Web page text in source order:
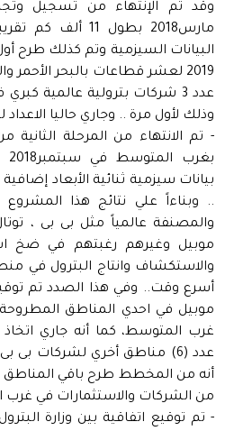
وقد تم الإنتهاء من تسجيل
مارس2018 بطول 11
عدد 3 شركات بترولية عالمية
وذلك لأول مرة .. وجاري حاليا
- تم الانتهاء من المرحلة
.. وبناءاً علي نتائج هذا
والمصنفة عالمياً مثل بى بى ،
موبيل وغيرهم رغبتهم في ضخ
والاستكشاف وانتاج البترول في
أسرع وقت.. وفي هذا الصدد تم
موبيل في احدي المناطق
غرب المتوسط، كما أنه جاري اتخاذ
عدد (6) مناطق أخري لشركات
أنه من المخطط طرح باقي المناطق
من الشركات والاستثمارات في غرب
- تم توقيع اتفاقية بين وزارة